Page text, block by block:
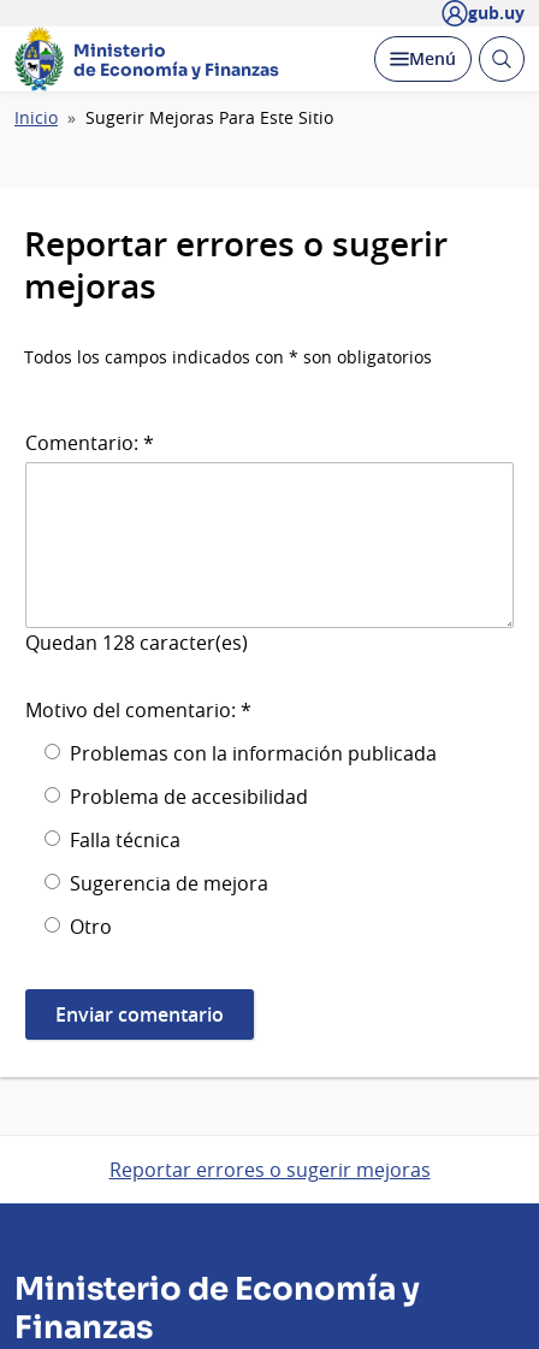
gub.uy
Ministerio
de Economía y Finanzas
Desplegar
Menú Abrir
Ruta
Inicio Sugerir Mejoras Para Este Sitio
Reportar errores o sugerir
mejoras
Todos los campos indicados con * son obligatorios
Comentario: *
Quedan 128 caracter(es)
Motivo del comentario: *
Problemas con la información publicada
Problema de accesibilidad
Falla técnica
Sugerencia de mejora
Otro
Reportar errores o sugerir mejoras
Ministerio de Economía y
Finanzas